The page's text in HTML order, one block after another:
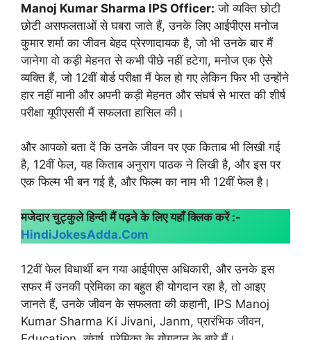
Manoj Kumar Sharma IPS Officer: जो व्यक्ति छोटी
छोटी असफलताओं से घबरा जाते हैं, उनके लिए आईपीएस मनोज
कुमार शर्मा का जीवन बेहद प्रेरणादायक है, जो भी उनके बार मैं
जानेगा वो कड़ी मेहनत से कभी पीछे नहीं हटेगा, मनोज एक ऐसे
व्यक्ति हैं, जो 12वीं बोर्ड परीक्षा मैं फेल हो गए लेकिन फिर भी उन्होंने
हार नहीं मानी और अपनी कड़ी मेहनत और संघर्ष से भारत की शीर्ष
परीक्षा यूपीएससी मैं सफलता हासिल की।
और आपको बता दें कि उनके जीवन पर एक किताब भी लिखी गई
है, 12वीं फेल, यह किताब अनुराग पाठक ने लिखी है, और इस पर
एक फिल्म भी बन गई है, और फिल्म का नाम भी 12वीं फेल है।
मजेदार चुट्कुले हिन्दी मैं पढ़ने के लिए यहाँ क्लिक करें :-
HindiJokesAdda.Com
12वीं फेल विधार्थी बन गया आईपीएस अधिकारी, और उनके इस
सफर मैं उनकी प्रेमिका का बहुत ही योगदान रहा है, तो आइए
जानते हैं, उनके जीवन के सफलता की कहानी, IPS Manoj
Kumar Sharma Ki Jivani, Janm, प्रारंभिक जीवन,